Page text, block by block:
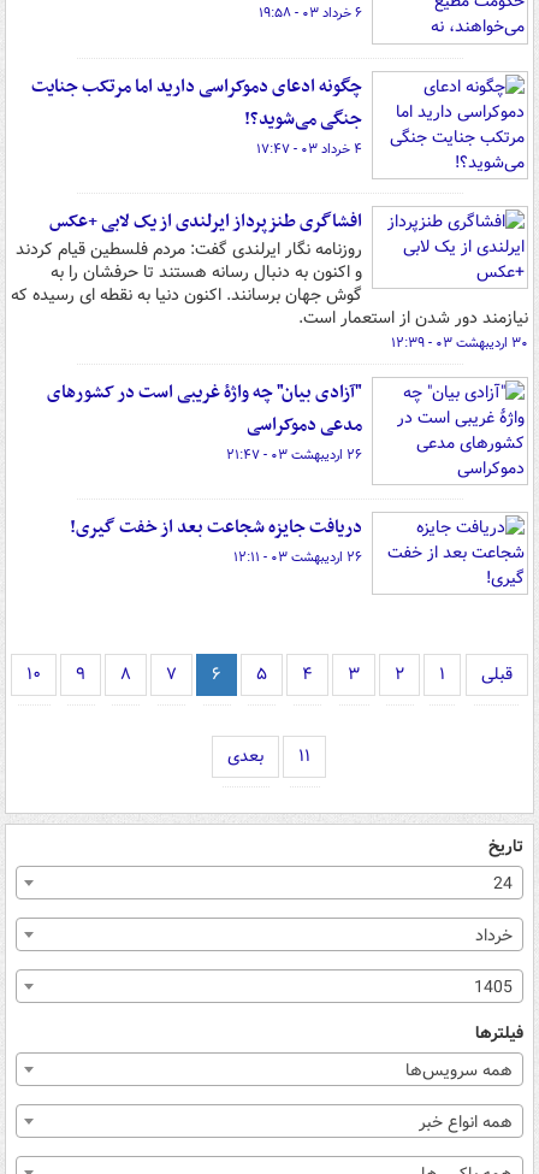
۶ خرداد ۰۳ - ۱۹:۵۸
چگونه ادعای دموکراسی دارید اما مرتکب جنایت
جنگی می‌شوید؟!
۴ خرداد ۰۳ - ۱۷:۴۷
افشاگری طنزپرداز ایرلندی از یک لابی +عکس
روزنامه نگار ایرلندی گفت: مردم فلسطین قیام کردند
و اکنون به دنبال رسانه هستند تا حرفشان را به
گوش جهان برسانند. اکنون دنیا به نقطه ای رسیده که
نیازمند دور شدن از استعمار است.
۳۰ اردیبهشت ۰۳ - ۱۲:۳۹
"آزادی بیان" چه واژۀ غریبی است در کشورهای
مدعی دموکراسی
۲۶ اردیبهشت ۰۳ - ۲۱:۴۷
دریافت جایزه شجاعت بعد از خفت گیری!
۲۶ اردیبهشت ۰۳ - ۱۲:۱۱
قبلی ۱ ۲ ۳ ۴ ۵ ۶ ۷ ۸ ۹ ۱۰
۱۱ بعدی
تاریخ
24
خرداد
1405
فیلترها
همه سرویس‌ها
همه انواع خبر